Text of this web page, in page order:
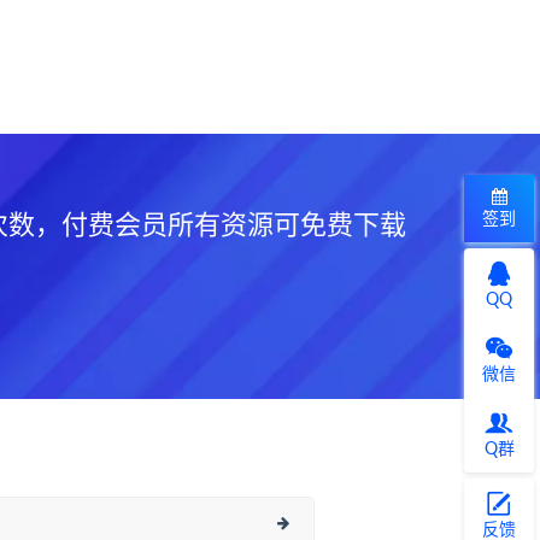
，付费会员所有资源可免费下载 签到
QQ
微信
Q群
反馈